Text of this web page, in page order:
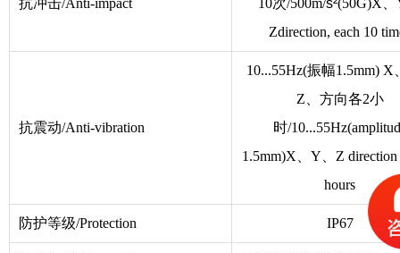
抗冲击/Anti-impact 10次/500m/s²(50G)X
Zdirection, each 10
抗震动/Anti-vibration
10...55Hz(振幅1.5mm) X
Z、方向各2小
时/
1.5mm)X、Y、Z direction
hours
防护等级/Protection IP67